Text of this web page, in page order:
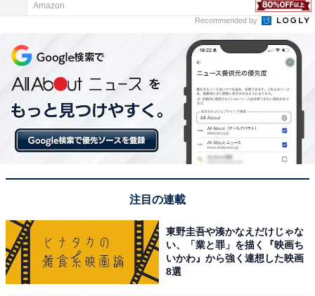
Amazon
Recommended by
注目の連載
東野圭吾や湊かなえだけじゃな
い、「業と罪」を描く『映画ち
いかわ』から強く連想した映画
8選